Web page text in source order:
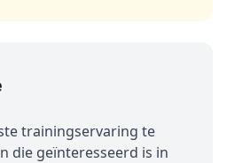
trainingservaring te
die geïnteresseerd is in